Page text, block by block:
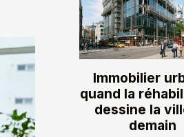
Immobilier
quand la
dessine la
demain